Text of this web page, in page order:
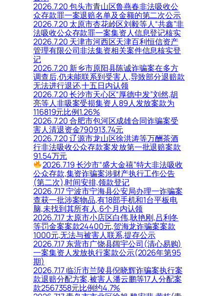
2026.7.20 包头市青山区鲁燕春非法吸收公
众存款罪一案退赔名单及金额的第二次公示
2026.7.20 太原市杏花岭区刘毅等人“共鑫”非
法吸收公众存款罪一案集资人信息登记核实
2026.7.20 天津市河西区天津百利恒信资产
管理有限公司非法集资相关案件信息核实登
记
2026.7.20 新乡市原阳县陈诚诈骗案在多方
调查后,仍未能联系到受害人,导致部分退赔款
无法进行退还,十五日内认领
2026.7.20 长沙市天心区“厚德中发”刘然,胡
亮等人非吸案受损集资人89人发放案款为
116819元比例1.26%
2026.7.20 合肥市包河区成雄合同诈骗案受
害人清退资金790913.74元
2026.7.20 辽源市龙山区徐洪涛等万酬茶酒
行非法吸收公众存款案发放第一批退赔案款
91.54万元
2026.7.19 长沙市“盛大金禧”特大非法吸收
公众存款,集资诈骗案涉财产执行工作公告
(第二次),时间安排,领款登记
2026.7.17 宁波市宁海县公安局办理一诈骗案
查获一批涉案物品,有18部手机和1台平板电
脑,未找到其所有人,6个月内认领
2026.7.17 太原市小店区白伟,耿艳刚,吕利冬
等罚金案案款24400元,贺海龙诈骗案案款
1000元,无法与被害人联系,提存公示
2026.7.17 东营市广饶县阔宇公司(清心易购)
一案集资人发放执行案款公示(2026年第95
期)
2026.7.17 临沂市兰陵县倪晓辉诈骗案执行案
款退赔分配方案,被害人潘云鹏等17人分配案
款2567358元比例约4.7%